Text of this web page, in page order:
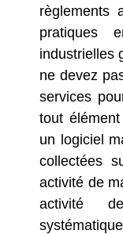
règlements
pratiques
industrielles
ne devez
services
tout
un logiciel
collectées
activité de
activité